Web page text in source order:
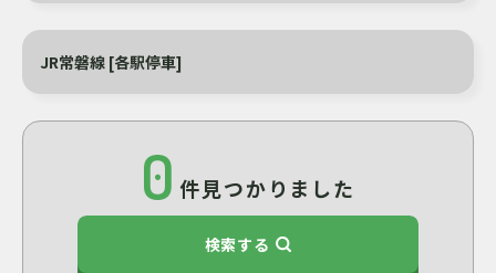
JR常磐線 [各駅停車]
0 件見つかりました
検索する